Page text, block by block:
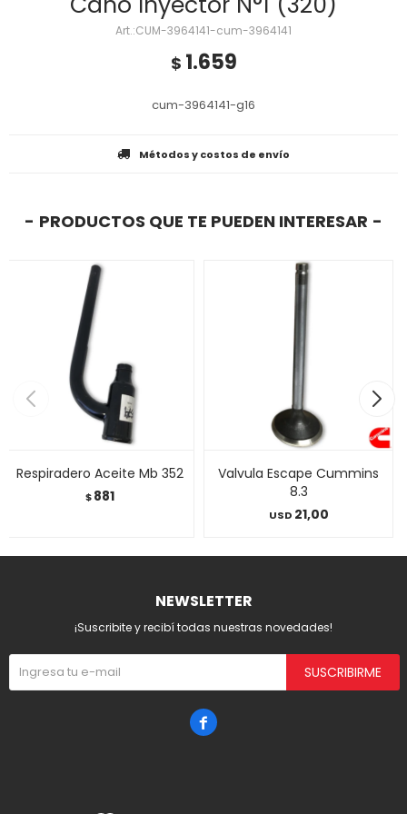
CUM-3964141-cum-3964141
$ 1.659
cum-3964141-g16
Métodos y costos de envío
PRODUCTOS QUE TE PUEDEN INTERESAR
Respiradero Aceite Mb 352
$ 881
Valvula Escape Cummins
8.3
USD 21,00
NEWSLETTER
¡Suscribite y recibí todas nuestras novedades!
SUSCRIBIRME
